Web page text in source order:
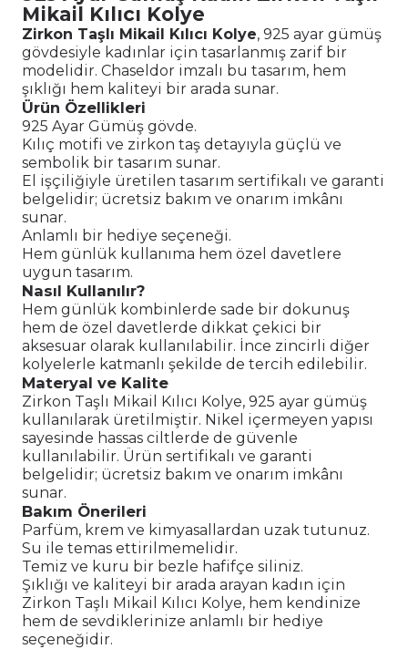
Mikail Kılıcı Kolye
Zirkon Taşlı Mikail Kılıcı Kolye, 925 ayar gümüş
gövdesiyle kadınlar için tasarlanmış zarif bir
modelidir. Chaseldor imzalı bu tasarım, hem
şıklığı hem kaliteyi bir arada sunar.
Ürün Özellikleri
925 Ayar Gümüş gövde.
Kılıç motifi ve zirkon taş detayıyla güçlü ve
sembolik bir tasarım sunar.
El işçiliğiyle üretilen tasarım sertifikalı ve garanti
belgelidir; ücretsiz bakım ve onarım imkânı
sunar.
Anlamlı bir hediye seçeneği.
Hem günlük kullanıma hem özel davetlere
uygun tasarım.
Nasıl Kullanılır?
Hem günlük kombinlerde sade bir dokunuş
hem de özel davetlerde dikkat çekici bir
aksesuar olarak kullanılabilir. İnce zincirli diğer
kolyelerle katmanlı şekilde de tercih edilebilir.
Materyal ve Kalite
Zirkon Taşlı Mikail Kılıcı Kolye, 925 ayar gümüş
kullanılarak üretilmiştir. Nikel içermeyen yapısı
sayesinde hassas ciltlerde de güvenle
kullanılabilir. Ürün sertifikalı ve garanti
belgelidir; ücretsiz bakım ve onarım imkânı
sunar.
Bakım Önerileri
Parfüm, krem ve kimyasallardan uzak tutunuz.
Su ile temas ettirilmemelidir.
Temiz ve kuru bir bezle hafifçe siliniz.
Şıklığı ve kaliteyi bir arada arayan kadın için
Zirkon Taşlı Mikail Kılıcı Kolye, hem kendinize
hem de sevdiklerinize anlamlı bir hediye
seçeneğidir.